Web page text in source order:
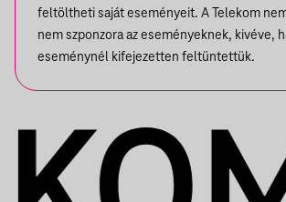
feltöltheti saját eseményeit. A Telekom
nem szponzora az eseményeknek, kivéve,
eseménynél kifejezetten feltüntettük.